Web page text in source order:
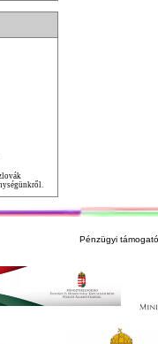
Pénzügyi